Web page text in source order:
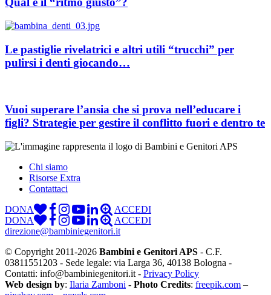
Le pastiglie rivelatrici e altri utili “trucchi” per
pulirsi i denti giocando…
Vuoi superare l’ansia che si prova nell’educare i
figli? Strategie per gestire il conflitto fuori e dentro te
Chi siamo
Risorse Extra
Contattaci
DONA
ACCEDI
DONA
ACCEDI
direzione@bambiniegenitori.it
© Copyright 2011-2026 Bambini e Genitori APS - C.F.
03811551203 - Sede legale: via Larga 36, 40138 Bologna -
Contatti: info@bambiniegenitori.it - Privacy Policy
Web design by: Ilaria Zamboni - Photo Credits: freepik.com –